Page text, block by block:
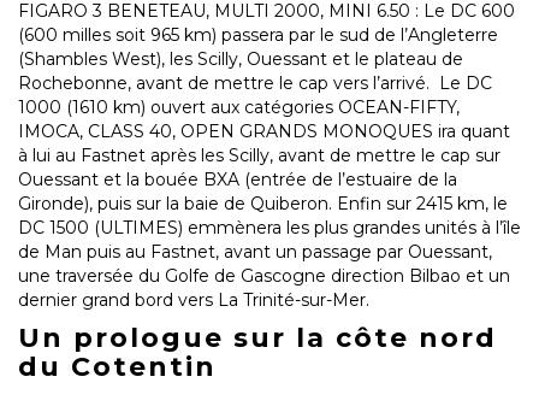
FIGARO 3 BENETEAU, MULTI 2000, MINI 6.50 : Le DC 600
(600 milles soit 965 km) passera par le sud de l’Angleterre
(Shambles West), les Scilly, Ouessant et le plateau de
Rochebonne, avant de mettre le cap vers l’arrivé. Le DC
1000 (1610 km) ouvert aux catégories OCEAN-FIFTY,
IMOCA, CLASS 40, OPEN GRANDS MONOQUES ira quant
à lui au Fastnet après les Scilly, avant de mettre le cap sur
Ouessant et la bouée BXA (entrée de l’estuaire de la
Gironde), puis sur la baie de Quiberon. Enfin sur 2415 km, le
DC 1500 (ULTIMES) emmènera les plus grandes unités à l’île
de Man puis au Fastnet, avant un passage par Ouessant,
une traversée du Golfe de Gascogne direction Bilbao et un
dernier grand bord vers La Trinité-sur-Mer.
Un prologue sur la côte nord
du Cotentin